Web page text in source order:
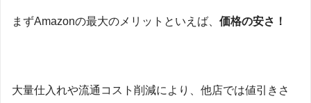
まずAmazonの最大のメリットといえば、 価格の安さ！
大量仕入れや流通コスト削減により、他店では値引きさ